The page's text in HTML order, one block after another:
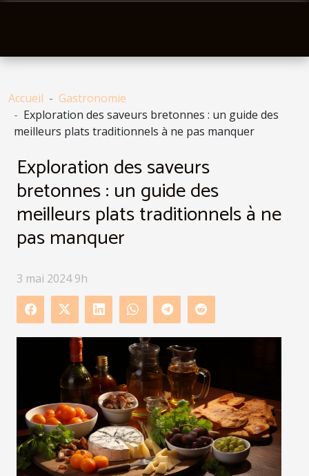
Accueil
Gastronomie
Exploration des saveurs bretonnes : un guide des
meilleurs plats traditionnels à ne pas manquer
Exploration des saveurs
bretonnes : un guide des
meilleurs plats traditionnels à ne
pas manquer
3 mai 2024 9h